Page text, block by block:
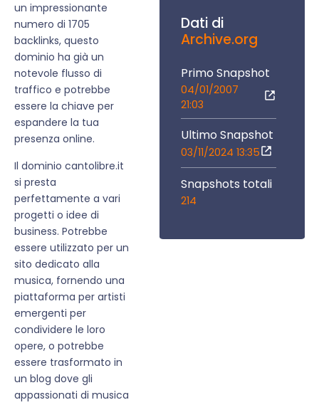
un impressionante
numero di 1705
backlinks, questo
dominio ha già un
notevole flusso di
traffico e potrebbe
essere la chiave per
espandere la tua
presenza online.
Il dominio cantolibre.it
si presta
perfettamente a vari
progetti o idee di
business. Potrebbe
essere utilizzato per un
sito dedicato alla
musica, fornendo una
piattaforma per artisti
emergenti per
condividere le loro
opere, o potrebbe
essere trasformato in
un blog dove gli
appassionati di musica
Dati di
Archive.org
Primo Snapshot
04/01/2007
21:03
Ultimo Snapshot
03/11/2024 13:35
Snapshots totali
214